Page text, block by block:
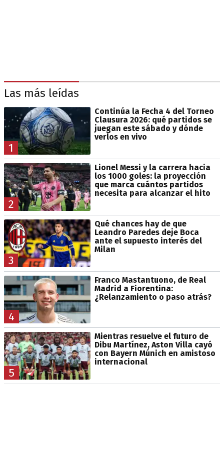
Las más leídas
1
Continúa la Fecha 4 del Torneo
Clausura 2026: qué partidos se
juegan este sábado y dónde
verlos en vivo
2
Lionel Messi y la carrera hacia
los 1000 goles: la proyección
que marca cuántos partidos
necesita para alcanzar el hito
3
Qué chances hay de que
Leandro Paredes deje Boca
ante el supuesto interés del
Milan
4
Franco Mastantuono, de Real
Madrid a Fiorentina:
¿Relanzamiento o paso atrás?
5
Mientras resuelve el futuro de
Dibu Martínez, Aston Villa cayó
con Bayern Múnich en amistoso
internacional